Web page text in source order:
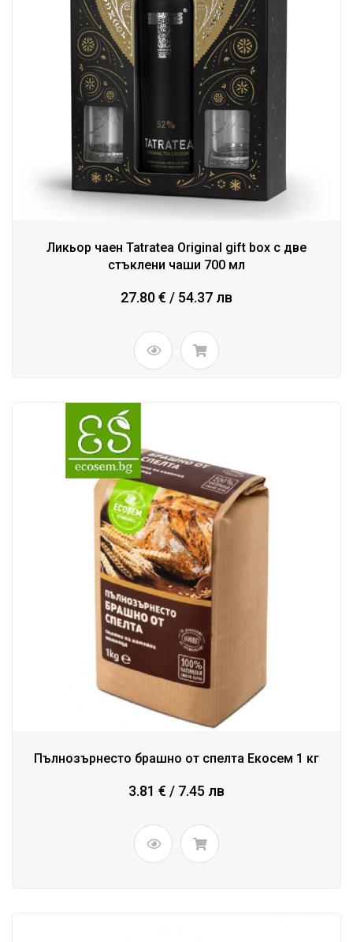
Ликьор чаен Tatratea Original gift box с две
стъклени чаши 700 мл
27.80 € / 54.37 лв
Пълнозърнесто брашно от спелта Екосем 1 кг
3.81 € / 7.45 лв